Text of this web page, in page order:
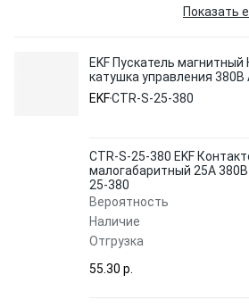
Показать
EKF Пускатель
катушка управления 380В
малогабаритный 1NO ctr-
EKFCTR-S-25-380
CTR-S-25-380 EKF
малогабаритный 25А
25-380
Вероятность
Наличие
Отгрузка
55.30 p.